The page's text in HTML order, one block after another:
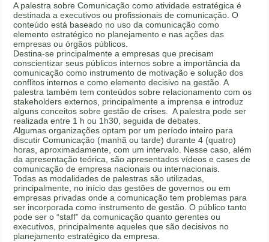
A palestra sobre Comunicação como atividade estratégica é
destinada a executivos ou profissionais de comunicação. O
conteúdo está baseado no uso da comunicação como
elemento estratégico no planejamento e nas ações das
empresas ou órgãos públicos.
Destina-se principalmente a empresas que precisam
conscientizar seus públicos internos sobre a importância da
comunicação como instrumento de motivação e solução dos
conflitos internos e como elemento decisivo na gestão. A
palestra também tem conteúdos sobre relacionamento com os
stakeholders externos, principalmente a imprensa e introduz
alguns conceitos sobre gestão de crises. A palestra pode ser
realizada entre 1 h ou 1h30, seguida de debates.
Algumas organizações optam por um período inteiro para
discutir Comunicação (manhã ou tarde) durante 4 (quatro)
horas, aproximadamente, com um intervalo. Nesse caso, além
da apresentação teórica, são apresentados vídeos e cases de
comunicação de empresa nacionais ou internacionais.
Todas as modalidades de palestras são utilizadas,
principalmente, no início das gestões de governos ou em
empresas privadas onde a comunicação tem problemas para
ser incorporada como instrumento de gestão. O público tanto
pode ser o “staff” da comunicação quanto gerentes ou
executivos, principalmente aqueles que são decisivos no
planejamento estratégico da empresa.